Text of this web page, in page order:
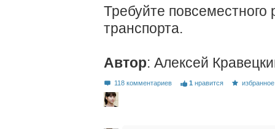
Требуйте повсеместного
транспорта.
Автор: Алексей
118 комментариев 1 нравится избранное